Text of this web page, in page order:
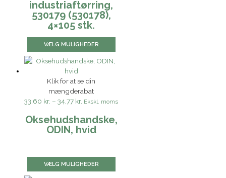
industriaftørring,
530179 (530178),
4×105 stk.
VÆLG MULIGHEDER
Klik for at se din
mængderabat
33,60 kr. – 34,77 kr. Ekskl. moms
Oksehudshandske,
ODIN, hvid
VÆLG MULIGHEDER